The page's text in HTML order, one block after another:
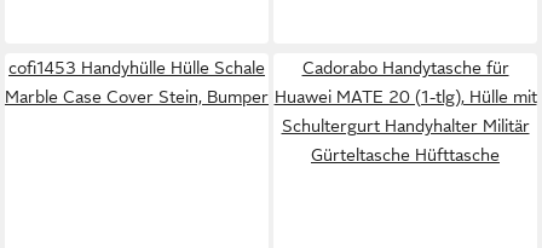
cofi1453 Handyhülle Hülle Schale
Marble Case Cover Stein, Bumper
Cadorabo Handytasche für
Huawei MATE 20 (1-tlg), Hülle mit
Schultergurt Handyhalter Militär
Gürteltasche Hüfttasche